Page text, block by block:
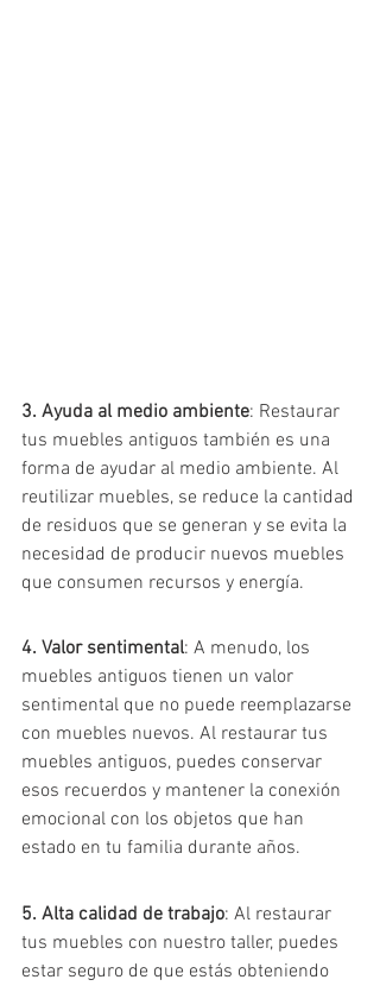
3. Ayuda al medio ambiente: Restaurar
tus muebles antiguos también es una
forma de ayudar al medio ambiente. Al
reutilizar muebles, se reduce la cantidad
de residuos que se generan y se evita la
necesidad de producir nuevos muebles
que consumen recursos y energía.
4. Valor sentimental: A menudo, los
muebles antiguos tienen un valor
sentimental que no puede reemplazarse
con muebles nuevos. Al restaurar tus
muebles antiguos, puedes conservar
esos recuerdos y mantener la conexión
emocional con los objetos que han
estado en tu familia durante años.
5. Alta calidad de trabajo: Al restaurar
tus muebles con nuestro taller, puedes
estar seguro de que estás obteniendo